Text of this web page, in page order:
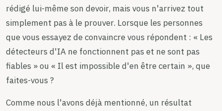
rédigé lui-même son devoir, mais vous n'arrivez tout
simplement pas à le prouver. Lorsque les personnes
que vous essayez de convaincre vous répondent : « Les
détecteurs d'IA ne fonctionnent pas et ne sont pas
fiables » ou « Il est impossible d'en être certain », que
faites-vous ?
Comme nous l'avons déjà mentionné, un résultat